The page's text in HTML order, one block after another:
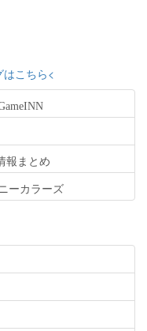
こちら<
報まとめ
ーカラーズ